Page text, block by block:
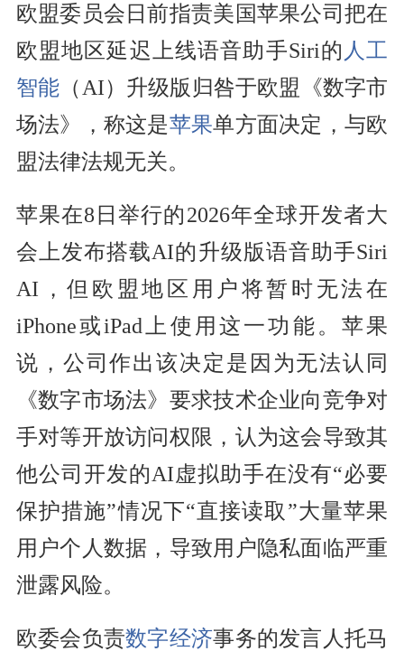
欧盟委员会日前指责美国苹果公司把在
欧盟地区延迟上线语音助手Siri的 人工
智能 （AI）升级版归咎于欧盟《数字市
场法》，称这是苹果单方面决定，与欧
盟法律法规无关。
苹果在8日举行的2026年全球开发者大
会上发布搭载AI的升级版语音助手Siri
AI，但欧盟地区用户将暂时无法在
iPhone或iPad上使用这一功能。苹果
说，公司作出该决定是因为无法认同
《数字市场法》要求技术企业向竞争对
手对等开放访问权限，认为这会导致其
他公司开发的AI虚拟助手在没有“必要
保护措施”情况下“直接读取”大量苹果
用户个人数据，导致用户隐私面临严重
泄露风险。
欧委会负责数字经济事务的发言人托马